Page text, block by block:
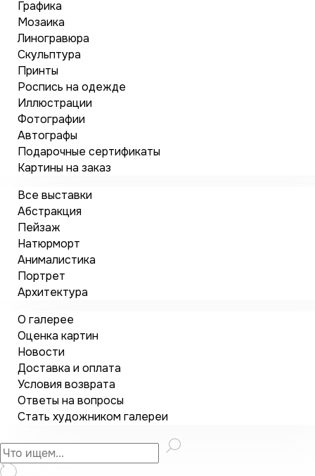
Графика
Мозаика
Линогравюра
Скульптура
Принты
Роспись на одежде
Иллюстрации
Фотографии
Автографы
Подарочные сертификаты
Картины на заказ
Все выставки
Абстракция
Пейзаж
Натюрморт
Анималистика
Портрет
Архитектура
О галерее
Оценка картин
Новости
Доставка и оплата
Условия возврата
Ответы на вопросы
Стать художником галереи